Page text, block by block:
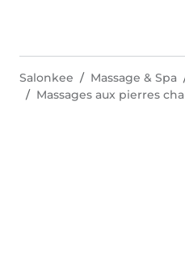
Salonkee Massage & Spa
Massages aux pierres